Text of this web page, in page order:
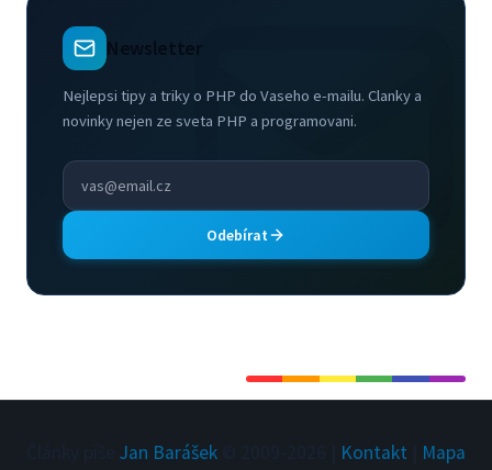
Newsletter
Nejlepsi tipy a triky o PHP do Vaseho e-mailu. Clanky a
novinky nejen ze sveta PHP a programovani.
Odebírat
Jan Barášek Kontakt Mapa